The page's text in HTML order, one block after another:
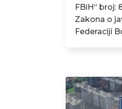
FBiH“ broj:
Zakona o
Federaciji